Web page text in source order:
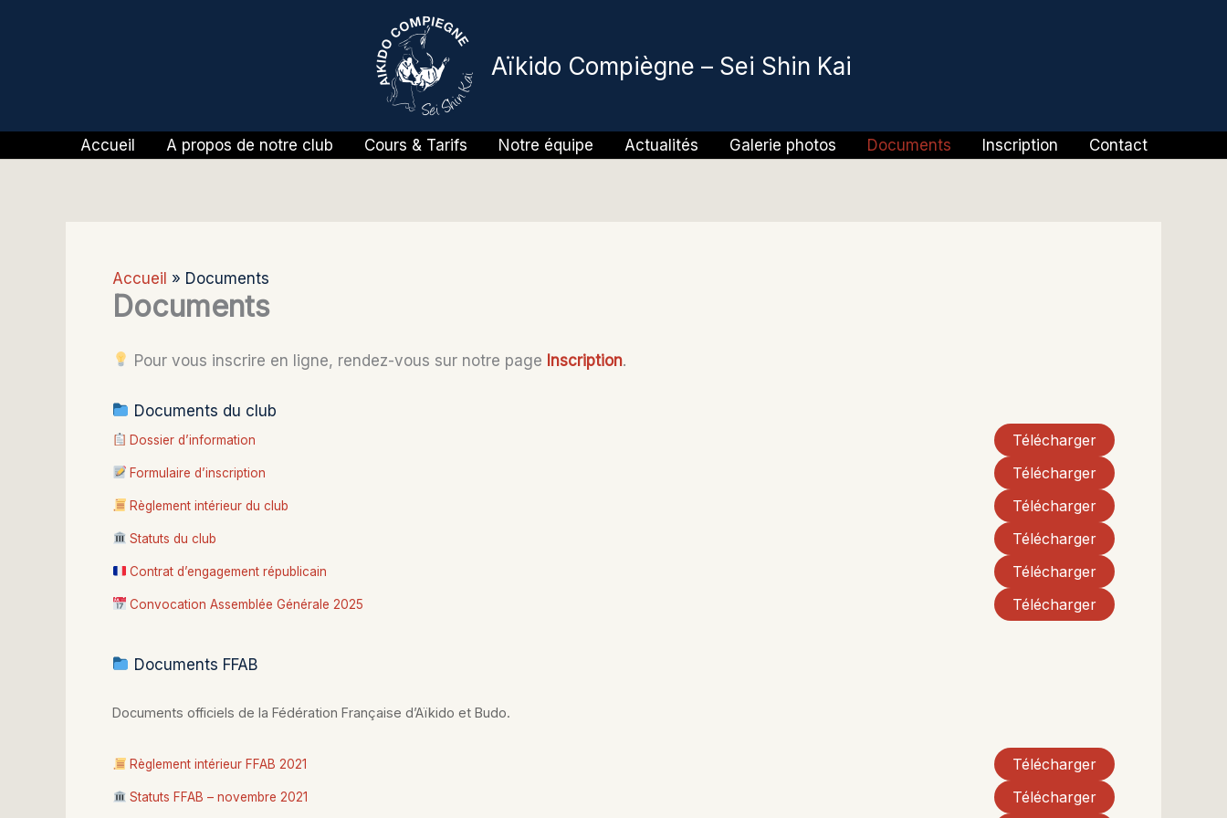
Aïkido Compiègne – Sei Shin Kai
Accueil A propos de notre club Cours & Tarifs Notre équipe Actualités Galerie photos Documents Inscription Contact
Accueil Documents
Documents
Pour vous inscrire en ligne, rendez-vous sur notre page Inscription.
Documents du club
Dossier d’information Télécharger
Formulaire d’inscription Télécharger
Règlement intérieur du club Télécharger
Statuts du club Télécharger
Contrat d’engagement républicain Télécharger
Convocation Assemblée Générale 2025 Télécharger
Documents FFAB
Documents officiels de la Fédération Française d’Aïkido et Budo.
Règlement intérieur FFAB 2021 Télécharger
Statuts FFAB – novembre 2021 Télécharger